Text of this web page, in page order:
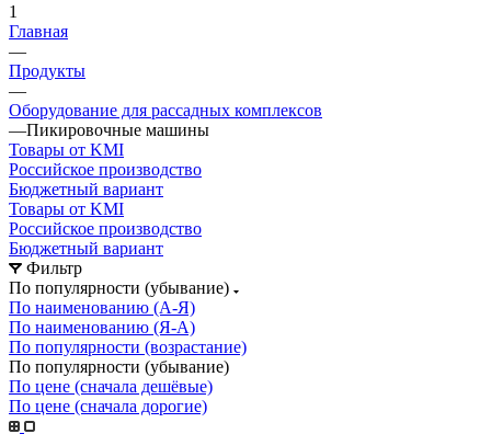
1
Главная
—
Продукты
—
Оборудование для рассадных комплексов
—Пикировочные машины
Товары от KMI
Российское производство
Бюджетный вариант
Товары от KMI
Российское производство
Бюджетный вариант
Фильтр
По популярности (убывание)
По наименованию (А-Я)
По наименованию (Я-А)
По популярности (возрастание)
По популярности (убывание)
По цене (сначала дешёвые)
По цене (сначала дорогие)